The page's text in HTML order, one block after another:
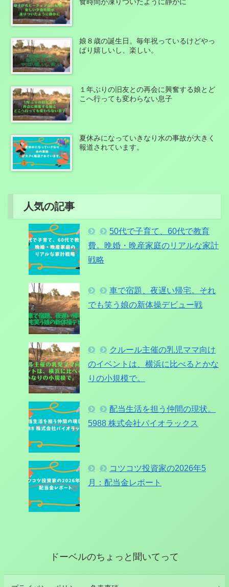
娘８歳の誕生日。毎年祝っているけどやっ
ぱり嬉しいし、楽しい。
１年ぶりの旧友との再会に興奮する娘とど
こへ行っても変わらない息子
夏休みになっていきなり水の事故が大きく
報道されています。
人気の記事
50代で子育て、60代で教育
費。晩婚・晩産家庭のリアルな家計
戦略
車で宿題、夜遅い帰宅。それ
でも笑う娘の新体操デビュー戦
クルール主催の乳児ママ向け
のイベントは、横浜に比べるとかな
りの小規模で。
配当生活を担う仲間の現状。
5988 株式会社パイオラックス
コツコツ投資家の2026年5
月：配当金レポート
ドーベルのちょっと聞いてって